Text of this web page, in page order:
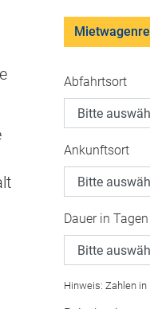
Abfahrtsort
Ankunftsort
Dauer in Tagen
Hinweis: Zahlen in